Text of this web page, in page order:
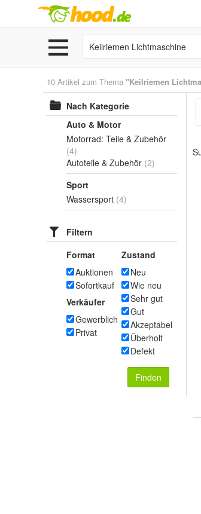
10 Artikel zum Thema "Keilriemen
Nach Kategorie
Auto & Motor
Motorrad: Teile & Zubehör
(4)
Autoteile & Zubehör (2)
Sport
Wassersport (4)
Filtern
Format
Auktionen
Sofortkauf
Verkäufer
Gewerblich
Privat
Zustand
Neu
Wie neu
Sehr gut
Gut
Akzeptabel
Überholt
Defekt
Finden